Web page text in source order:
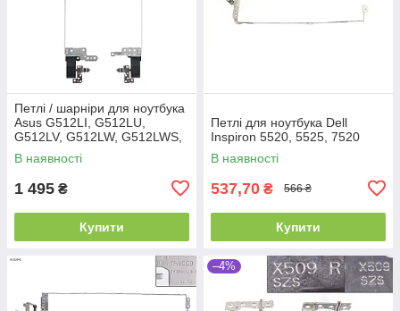
Петлі / шарніри для ноутбука
Asus G512LI, G512LU,
G512LV, G512LW, G512LWS,
G531GD, G531GT, G531GU,
G531GV, G531GW. Оригінал
В наявності
1 495 ₴
Купити
Петлі для ноутбука Dell
Inspiron 5520, 5525, 7520
В наявності
537,70 ₴ 566 ₴
Купити
–4%